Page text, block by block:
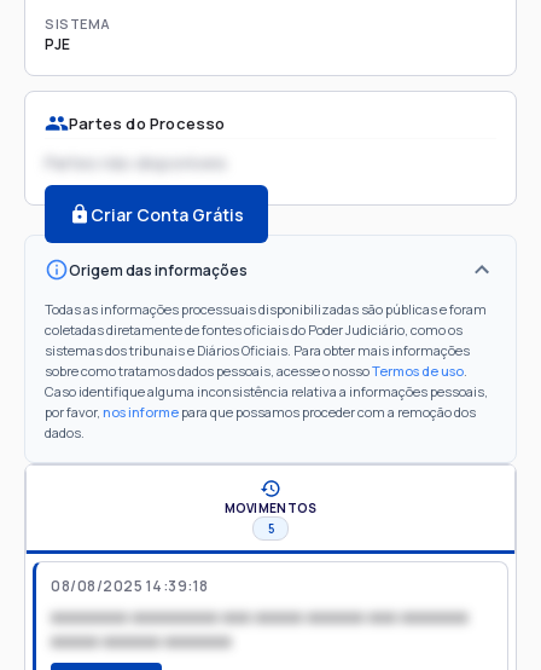
SISTEMA
PJE
Partes do Processo
Partes não disponíveis
Criar Conta Grátis
Origem das informações
Todas as informações processuais disponibilizadas são públicas e foram
coletadas diretamente de fontes oficiais do Poder Judiciário, como os
sistemas dos tribunais e Diários Oficiais. Para obter mais informações
sobre como tratamos dados pessoais, acesse o nossoTermos de uso.
Caso identifique alguma inconsistência relativa a informações pessoais,
por favor, nos informe para que possamos proceder com a remoção dos
dados.
MOVIMENTOS
5
08/08/2025 14:39:18
xxxxxxxx xxxxxxxxx xxx xxxxx xxxxxx xxx xxxxxxx
xxxxx xxxxxx xxxxxxx